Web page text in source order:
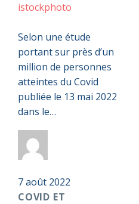
et
thromboses
Selon une étude
portant sur près d’un
million de personnes
atteintes du Covid
publiée le 13 mai 2022
dans le…
7 août 2022
COVID ET